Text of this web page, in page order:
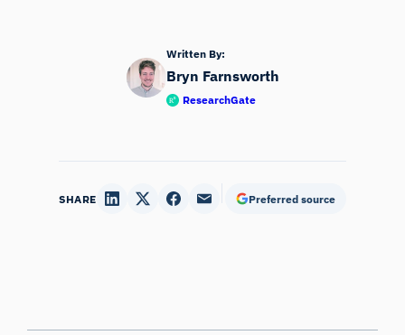
Written By:
Bryn Farnsworth
ResearchGate
SHARE Preferred source